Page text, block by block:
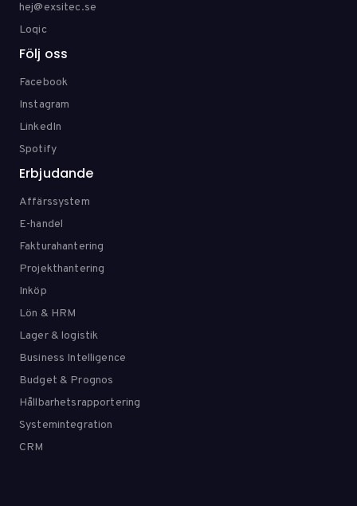
hej@exsitec.se
Loqic
Följ oss
Facebook
Instagram
LinkedIn
Spotify
Erbjudande
Affärssystem
E-handel
Fakturahantering
Projekthantering
Inköp
Lön & HRM
Lager & logistik
Business Intelligence
Budget & Prognos
Hållbarhetsrapportering
Systemintegration
CRM